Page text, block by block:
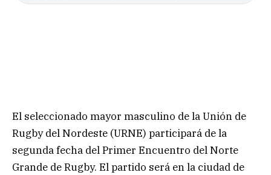
El seleccionado mayor masculino de la Unión de
Rugby del Nordeste (URNE) participará de la
segunda fecha del Primer Encuentro del Norte
Grande de Rugby. El partido será en la ciudad de